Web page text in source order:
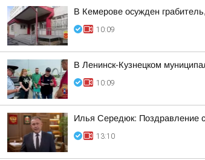
В Кемерове осужден
10:09
В Ленинск-Кузнецком
10:09
Илья Середюк: Поздравление
13:10